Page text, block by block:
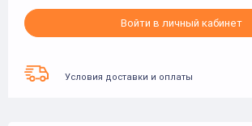
Войти в личный кабинет
Условия доставки и оплаты